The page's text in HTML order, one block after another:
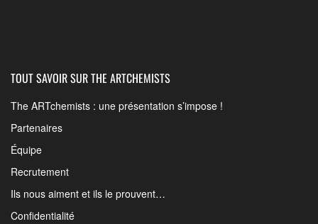
TOUT SAVOIR SUR THE ARTCHEMISTS
The ARTchemists : une présentation s’impose !
Partenaires
Équipe
Recrutement
Ils nous aiment et ils le prouvent…
Confidentialité